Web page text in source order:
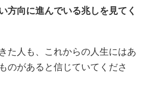
方向に進んでいる兆しを見てく
た人も、これからの人生にはあ
のがあると信じていてくださ